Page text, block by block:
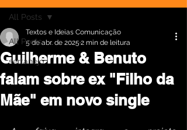
All Posts
sertanejo
All Posts
Guilherme & Benuto
falam sobre ex "Filho da
Mãe" em novo single
Textos e Ideias Comunicação
5 de abr. de 2025 2 min de leitura